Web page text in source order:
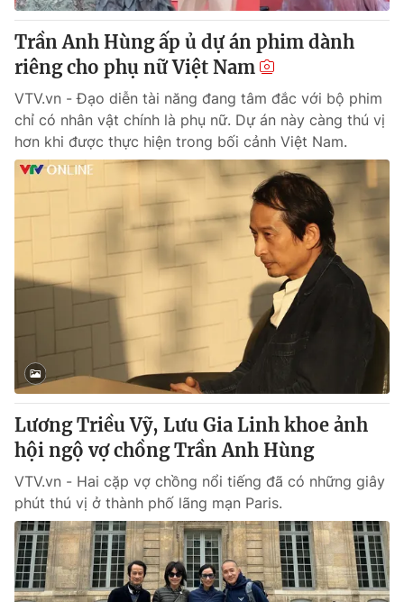
Trần Anh Hùng ấp ủ dự án phim dành
riêng cho phụ nữ Việt Nam
VTV.vn - Đạo diễn tài năng đang tâm đắc với bộ phim
chỉ có nhân vật chính là phụ nữ. Dự án này càng thú vị
hơn khi được thực hiện trong bối cảnh Việt Nam.
Lương Triều Vỹ, Lưu Gia Linh khoe ảnh
hội ngộ vợ chồng Trần Anh Hùng
VTV.vn - Hai cặp vợ chồng nổi tiếng đã có những giây
phút thú vị ở thành phố lãng mạn Paris.